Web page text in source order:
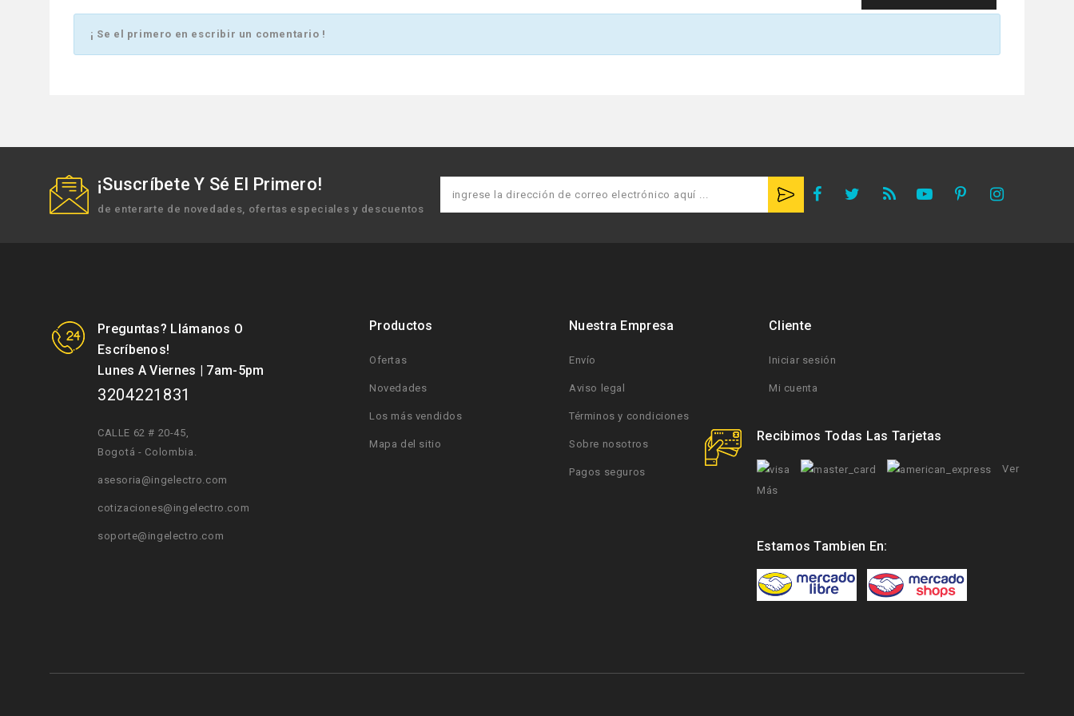
¡ Se el primero en escribir un comentario !
¡Suscríbete Y Sé El Primero!
de enterarte de novedades, ofertas especiales y descuentos
Preguntas? Llámanos O
Escríbenos!
Lunes A Viernes | 7am-5pm
3204221831
CALLE 62 # 20-45
Bogotá - Colombia.
asesoria@ingelectro.com
cotizaciones@ingelectro.com
soporte@ingelectro.com
Productos
Ofertas
Novedades
Los más vendidos
Mapa del sitio
Nuestra Empresa
Envío
Aviso legal
Términos y condiciones
Sobre nosotros
Pagos seguros
Cliente
Iniciar sesión
Mi cuenta
Recibimos Todas Las Tarjetas
Ver
Más
Estamos Tambien En: